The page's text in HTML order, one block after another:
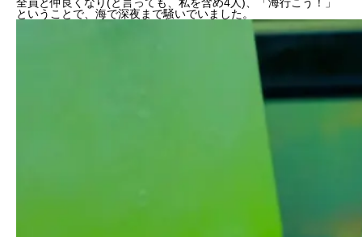
ということで、海で深夜まで騒いでいました。